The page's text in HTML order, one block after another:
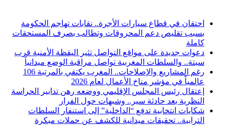
احتقان في قطاع سيارات الأجرة.. نقابات تهاجم الحكومة
بسبب تقليص دعم المحروقات وتطالب بصرف المستحقات
كاملة
دعوات جديدة على مواقع التواصل تثير اليقظة الأمنية قرب
سبتة.. والسلطات المغربية تواصل مراقبة الوضع ميدانياً
رغم المشاريع والإصلاحات.. المغرب يكتفي بالمرتبة 106
عالمياً في مؤشر مناخ الأعمال لعام 2026
إعتقال رئيس المجلس الإقليمي ووضعه رهن تدابير الحراسة
النظرية بعد حادثة سير.. وشبهات حول الفرار
شكايات انتخابية تدفع “الداخلية” إلى استنفار السلطات
الترابية.. تحقيقات ميدانية للكشف عن حملات مبكرة